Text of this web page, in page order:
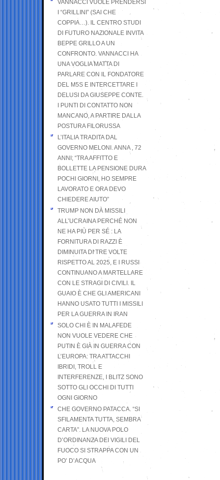
VANNACCI VUOLE PRENDERSI
I “GRILLINI” (SAI CHE
COPPIA…). IL CENTRO STUDI
DI FUTURO NAZIONALE INVITA
BEPPE GRILLO A UN
CONFRONTO. VANNACCI HA
UNA VOGLIA MATTA DI
PARLARE CON IL FONDATORE
DEL M5S E INTERCETTARE I
DELUSI DA GIUSEPPE CONTE.
I PUNTI DI CONTATTO NON
MANCANO, A PARTIRE DALLA
POSTURA FILORUSSA
L’ITALIA TRADITA DAL
GOVERNO MELONI. ANNA , 72
ANNI; “TRA AFFITTO E
BOLLETTE LA PENSIONE DURA
POCHI GIORNI, HO SEMPRE
LAVORATO E ORA DEVO
CHIEDERE AIUTO”
TRUMP NON DÀ MISSILI
ALL’UCRAINA PERCHÉ NON
NE HA PIÙ PER SÉ : LA
FORNITURA DI RAZZI È
DIMINUITA DI TRE VOLTE
RISPETTO AL 2025, E I RUSSI
CONTINUANO A MARTELLARE
CON LE STRAGI DI CIVILI. IL
GUAIO È CHE GLI AMERICANI
HANNO USATO TUTTI I MISSILI
PER LA GUERRA IN IRAN
SOLO CHI È IN MALAFEDE
NON VUOLE VEDERE CHE
PUTIN È GIÀ IN GUERRA CON
L’EUROPA: TRA ATTACCHI
IBRIDI, TROLL E
INTERFERENZE, I BLITZ SONO
SOTTO GLI OCCHI DI TUTTI
OGNI GIORNO
CHE GOVERNO PATACCA. “SI
SFILAMENTA TUTTA, SEMBRA
CARTA”. LA NUOVA POLO
D’ORDINANZA DEI VIGILI DEL
FUOCO SI STRAPPA CON UN
PO’ D’ACQUA